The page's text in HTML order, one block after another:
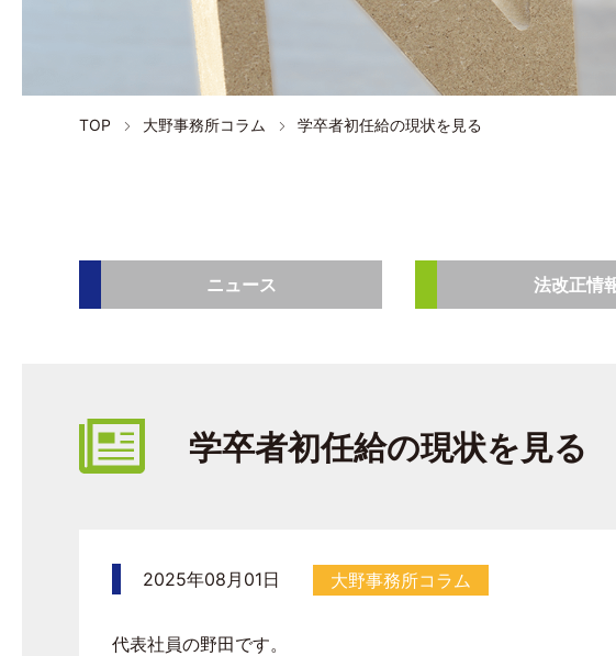
TOP 大野事務所コラム 学卒者初任給の現状を見る
ニュース 法改正情
学卒者初任給の現状を見る
2025年08月01日 大野事務所コラム
代表社員の野田です。